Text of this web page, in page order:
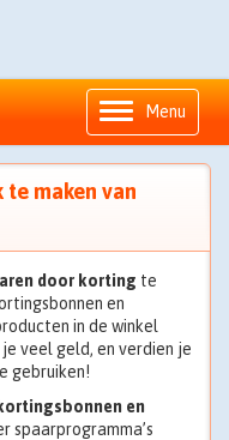
Menu
maken van
door korting te
en
in de winkel
veel geld, en verdien je
gebruiken!
kortingsbonnen en
spaarprogramma’s